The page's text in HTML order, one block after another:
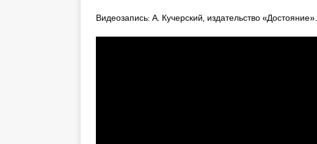
Видеозапись: А. Кучерский, издательство «Достояние».